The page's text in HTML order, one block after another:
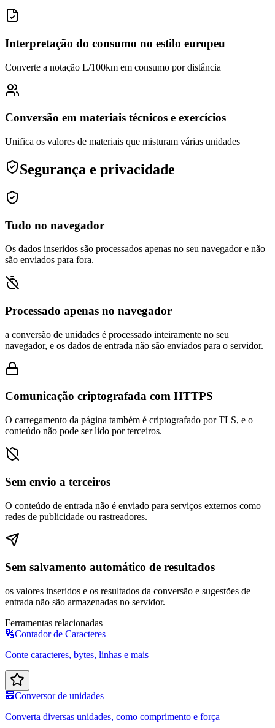
Interpretação do consumo no estilo europeu
Converte a notação L/100km em consumo por distância
Conversão em materiais técnicos e exercícios
Unifica os valores de materiais que misturam várias unidades
Segurança e privacidade
Tudo no navegador
Os dados inseridos são processados apenas no seu navegador e não
são enviados para fora.
Processado apenas no navegador
a conversão de unidades é processado inteiramente no seu
navegador, e os dados de entrada não são enviados para o servidor.
Comunicação criptografada com HTTPS
O carregamento da página também é criptografado por TLS, e o
conteúdo não pode ser lido por terceiros.
Sem envio a terceiros
O conteúdo de entrada não é enviado para serviços externos como
redes de publicidade ou rastreadores.
Sem salvamento automático de resultados
os valores inseridos e os resultados da conversão e sugestões de
entrada não são armazenadas no servidor.
Ferramentas relacionadas
🔢Contador de Caracteres
Conte caracteres, bytes, linhas e mais
🧮Conversor de unidades
Converta diversas unidades, como comprimento e força